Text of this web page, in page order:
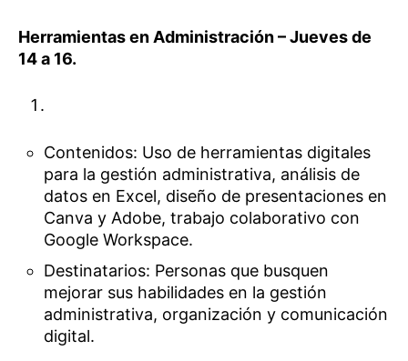
Herramientas en Administración – Jueves de
14 a 16.
Contenidos: Uso de herramientas digitales
para la gestión administrativa, análisis de
datos en Excel, diseño de presentaciones en
Canva y Adobe, trabajo colaborativo con
Google Workspace.
Destinatarios: Personas que busquen
mejorar sus habilidades en la gestión
administrativa, organización y comunicación
digital.